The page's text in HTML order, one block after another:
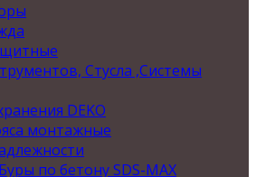
Стусла ,Системы
DEKO
монтажные
по бетону SDS-MAX